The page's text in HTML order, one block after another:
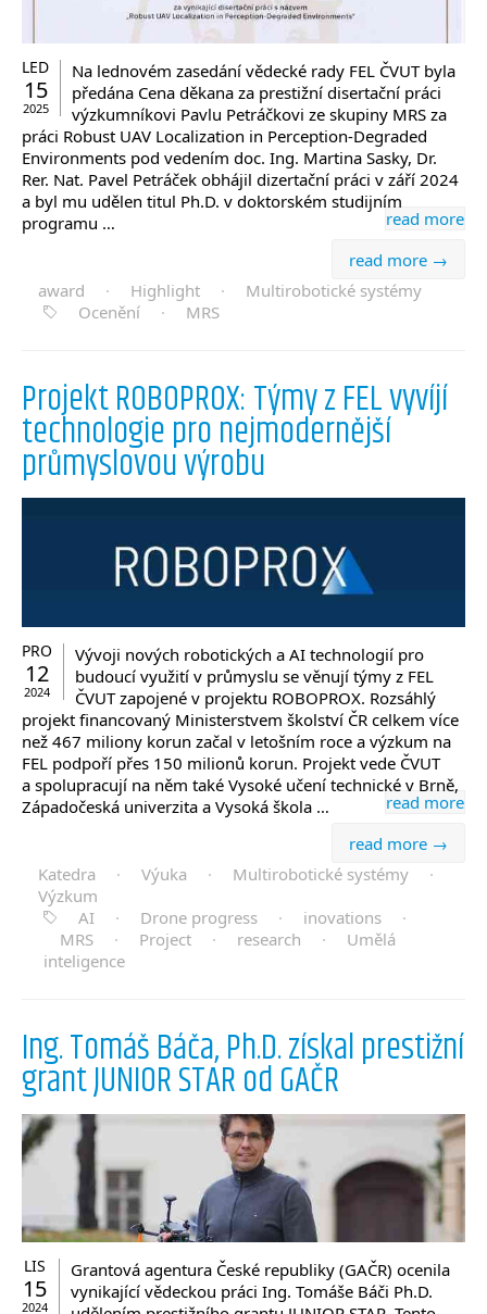
LED
15
2025
Na lednovém zasedání vědecké rady FEL ČVUT byla
předána Cena děkana za prestižní disertační práci
výzkumníkovi Pavlu Petráčkovi ze skupiny MRS za
práci Robust UAV Localization in Perception-Degraded
Environments pod vedením doc. Ing. Martina Sasky, Dr.
Rer. Nat. Pavel Petráček obhájil dizertační práci v září 2024
a byl mu udělen titul Ph.D. v doktorském studijním
programu …
read more
read more →
award
· Highlight ·
Multirobotické systémy
Ocenění
· MRS
Projekt ROBOPROX: Týmy z FEL vyvíjí
technologie pro nejmodernější
průmyslovou výrobu
PRO
12
2024
Vývoji nových robotických a AI technologií pro
budoucí využití v průmyslu se věnují týmy z FEL
ČVUT zapojené v projektu ROBOPROX. Rozsáhlý
projekt financovaný Ministerstvem školství ČR celkem více
než 467 miliony korun začal v letošním roce a výzkum na
FEL podpoří přes 150 milionů korun. Projekt vede ČVUT
a spolupracují na něm také Vysoké učení technické v Brně,
Západočeská univerzita a Vysoká škola …
read more
read more →
Katedra
· Výuka · Multirobotické systémy
·
Výzkum
AI
· Drone progress · inovations
·
MRS
· Project · research ·
Umělá
inteligence
Ing. Tomáš Báča, Ph.D. získal prestižní
grant JUNIOR STAR od GAČR
LIS
15
2024
Grantová agentura České republiky (GAČR) ocenila
vynikající vědeckou práci Ing. Tomáše Báči Ph.D.